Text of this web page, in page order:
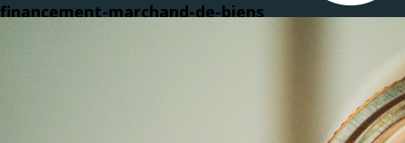
financement-marchand-de-biens